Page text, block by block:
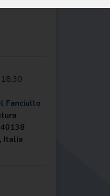
18:30
Fanciullo
Italia